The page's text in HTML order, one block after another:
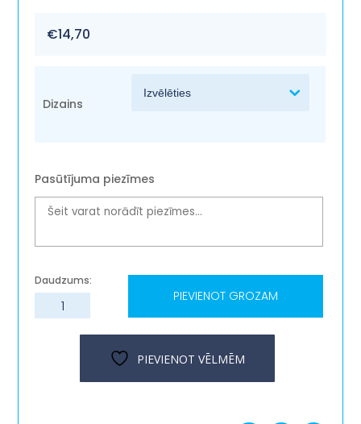
€14,70
Dizains
Pasūtījuma piezīmes
Koka
tauriņš
''Rūtains''
PIEVIENOT GROZAM
PIEVIENOT VĒLMĒM